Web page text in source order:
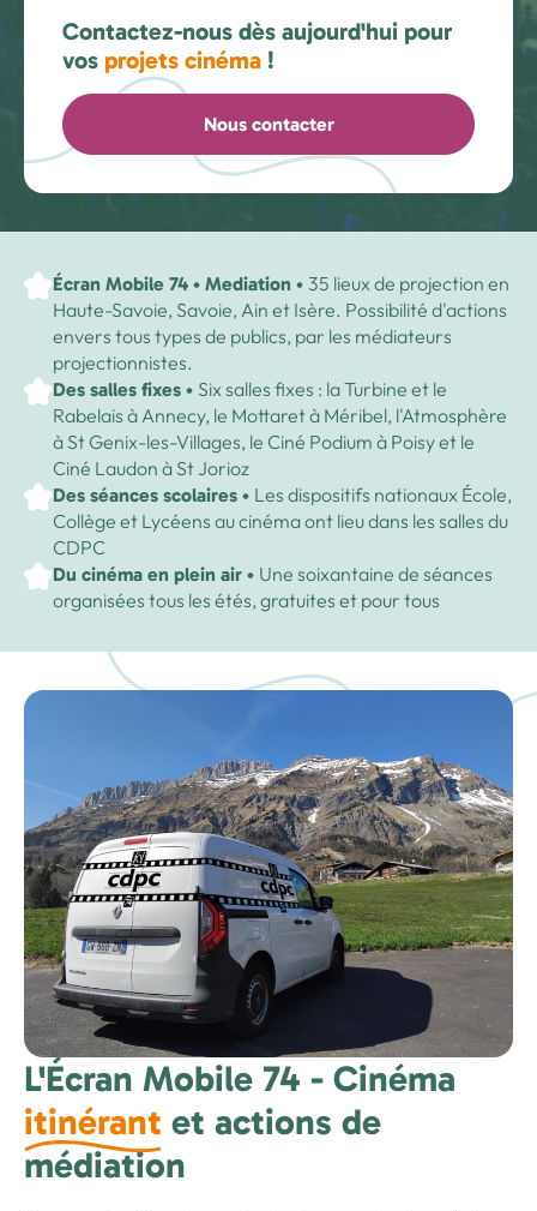
Sport
Numérique
Social
Ressources
Contact
Nous rejoindre
SRP
Le secteur social de la FOL 74
Formations associatives
Formation Civique et Citoyenne
Formation des élus
Formations « Continuité éducative »
Voir toutes les formations
Contactez-nous dès aujourd'hui pour
vos projets cinéma !
Nous contacter
Écran Mobile 74 • Mediation • 35 lieux de projection en
Haute-Savoie, Savoie, Ain et Isère. Possibilité d'actions
envers tous types de publics, par les médiateurs
projectionnistes.
Des salles fixes • Six salles fixes : la Turbine et le
Rabelais à Annecy, le Mottaret à Méribel, l'Atmosphère
à St Genix-les-Villages, le Ciné Podium à Poisy et le
Ciné Laudon à St Jorioz
Des séances scolaires • Les dispositifs nationaux École,
Collège et Lycéens au cinéma ont lieu dans les salles du
CDPC
Du cinéma en plein air • Une soixantaine de séances
organisées tous les étés, gratuites et pour tous
L'Écran Mobile 74 - Cinéma
itinérant et actions de
médiation